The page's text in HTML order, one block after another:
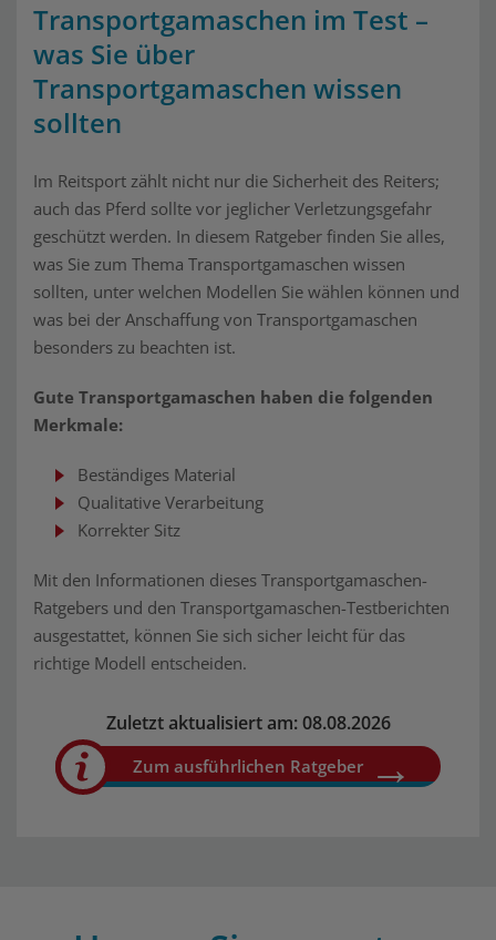
Transportgamaschen im Test –
was Sie über
Transportgamaschen wissen
sollten
Im Reitsport zählt nicht nur die Sicherheit des Reiters;
auch das Pferd sollte vor jeglicher Verletzungsgefahr
geschützt werden. In diesem Ratgeber finden Sie alles,
was Sie zum Thema Transportgamaschen wissen
sollten, unter welchen Modellen Sie wählen können und
was bei der Anschaffung von Transportgamaschen
besonders zu beachten ist.
Gute Transportgamaschen haben die folgenden
Merkmale:
Beständiges Material
Qualitative Verarbeitung
Korrekter Sitz
Mit den Informationen dieses Transportgamaschen-
Ratgebers und den Transportgamaschen-Testberichten
ausgestattet, können Sie sich sicher leicht für das
richtige Modell entscheiden.
Zuletzt aktualisiert am: 08.08.2026
Zum ausführlichen Ratgeber